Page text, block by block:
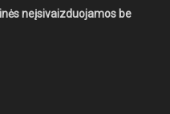
neįsivaizduojamos be